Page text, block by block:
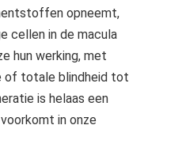
opneemt,
cellen in de macula
hun werking, met
of totale blindheid tot
is helaas een
in onze